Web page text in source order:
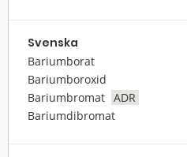
Svenska
Bariumborat
Bariumboroxid
Bariumbromat ADR
Bariumdibromat